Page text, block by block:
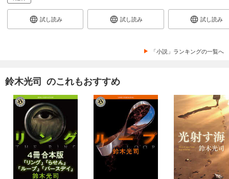
試し読み 試し読み 試し読み
「小説」ランキングの一覧へ
鈴木光司 のこれもおすすめ